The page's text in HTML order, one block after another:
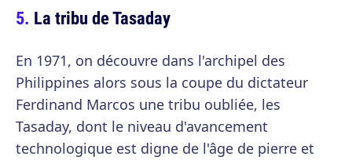
La tribu de Tasaday
En 1971, on découvre dans l'archipel des
Philippines alors sous la coupe du dictateur
Ferdinand Marcos une tribu oubliée, les
Tasaday, dont le niveau d'avancement
technologique est digne de l'âge de pierre et